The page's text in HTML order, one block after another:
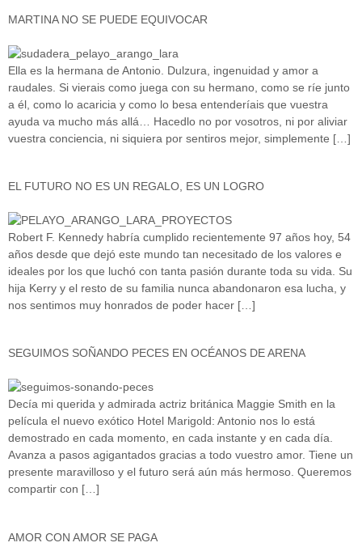
MARTINA NO SE PUEDE EQUIVOCAR
Ella es la hermana de Antonio. Dulzura, ingenuidad y amor a
raudales. Si vierais como juega con su hermano, como se ríe junto
a él, como lo acaricia y como lo besa entenderíais que vuestra
ayuda va mucho más allá… Hacedlo no por vosotros, ni por aliviar
vuestra conciencia, ni siquiera por sentiros mejor, simplemente […]
EL FUTURO NO ES UN REGALO, ES UN LOGRO
Robert F. Kennedy habría cumplido recientemente 97 años hoy, 54
años desde que dejó este mundo tan necesitado de los valores e
ideales por los que luchó con tanta pasión durante toda su vida. Su
hija Kerry y el resto de su familia nunca abandonaron esa lucha, y
nos sentimos muy honrados de poder hacer […]
SEGUIMOS SOÑANDO PECES EN OCÉANOS DE ARENA
Decía mi querida y admirada actriz británica Maggie Smith en la
película el nuevo exótico Hotel Marigold: Antonio nos lo está
demostrado en cada momento, en cada instante y en cada día.
Avanza a pasos agigantados gracias a todo vuestro amor. Tiene un
presente maravilloso y el futuro será aún más hermoso. Queremos
compartir con […]
AMOR CON AMOR SE PAGA